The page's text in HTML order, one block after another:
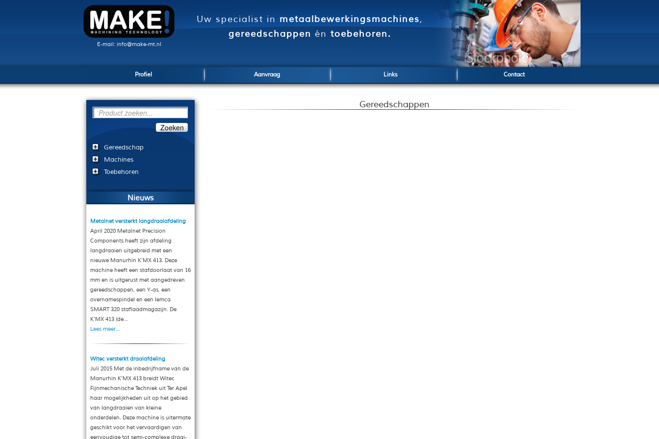
E-mail: info@make-mt.nl
Uw specialist in metaalbewerkingsmachines,
gereedschappen én toebehoren.
Profiel Aanvraag Links Contact
Zoeken
Gereedschap
Machines
Toebehoren
Nieuws
Metalnet versterkt langdraaiafdeling
April 2020 Metalnet Precision
Components heeft zijn afdeling
langdraaien uitgebreid met een
nieuwe Manurhin K'MX 413. Deze
machine heeft een stafdoorlaat van 16
mm en is uitgerust met aangedreven
gereedschappen, een Y-as, een
overnamespindel en een Iemca
SMART 320 staflaadmagazijn. De
K'MX 413 (de...
Lees meer...
Witec versterkt draaiafdeling
Juli 2015 Met de inbedrijfname van de
Manurhin K'MX 413 breidt Witec
Fijnmechanische Techniek uit Ter Apel
haar mogelijkheden uit op het gebied
van langdraaien van kleine
onderdelen. Deze machine is uitermate
geschikt voor het vervaardigen van
eenvoudige tot semi-complexe draai-
Gereedschappen